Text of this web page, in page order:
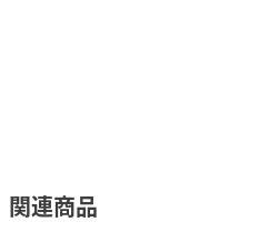
関連商品